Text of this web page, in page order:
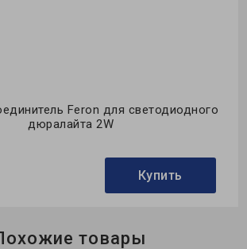
Feron для светодиодного
дюралайта 2W
Купить
товары